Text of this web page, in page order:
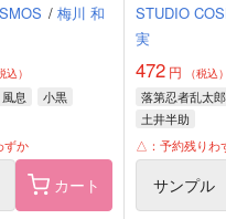
/ 梅川 和
込）
風息
小黒
ずか
カート
STUDIO
実
472円 （税込）
落第忍者乱太郎
土井半助
△：予約残りわ
サンプル